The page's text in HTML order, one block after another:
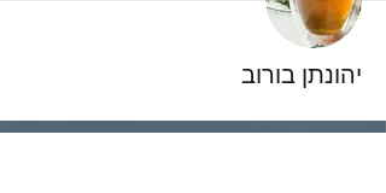
יהונתן בורוב